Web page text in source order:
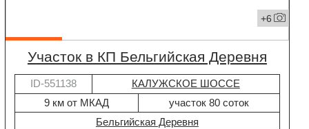
+6
участок в КП Бельгийская Деревня
ID-551138
КАЛУЖСКОЕ ШОССЕ
9 км от МКАД
участок 80 соток
Бельгийская Деревня